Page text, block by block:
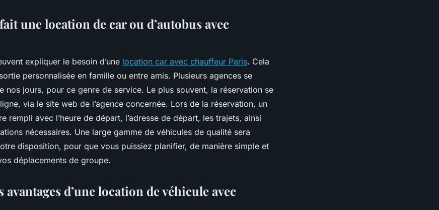
une location de car ou d’autobus avec
expliquer le besoin d’une location car avec chauffeur Paris. Cela
personnalisée en famille ou entre amis. Plusieurs agences se
nos jours, pour ce genre de service. Le plus souvent, la réservation se
via le site web de l’agence concernée. Lors de la réservation, un
rempli avec l’heure de départ, l’adresse de départ, les trajets, ainsi
nécessaires. Une large gamme de véhicules de qualité sera
disposition, pour que vous puissiez planifier, de manière simple et
déplacements de groupe.
avantages d’une location de véhicule avec